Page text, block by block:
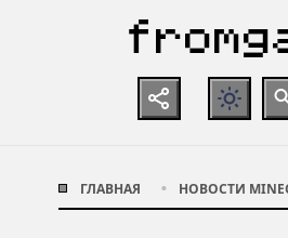
ГЛАВНАЯ НОВОСТИ